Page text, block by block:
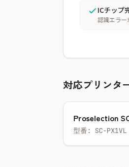
ICチップ
認識エラー
対応プリンタ
Proselection
型番: SC-PX1VL